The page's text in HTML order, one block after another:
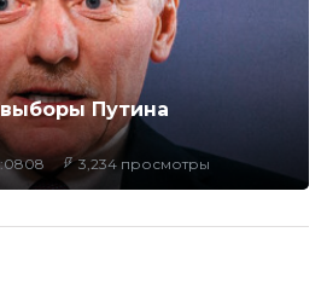
Путина
3,234 просмотры